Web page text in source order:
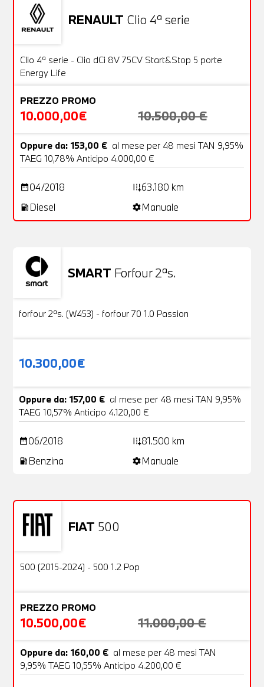
RENAULT Clio 4ª serie
OFFERTA
Usato
Clio 4ª serie - Clio dCi 8V 75CV Start&Stop 5 porte
Energy Life
PREZZO PROMO
10.000,00€ 10.500,00 €
Oppure da: 153,00 € al mese per 48 mesi TAN 9,95%
TAEG 10,78% Anticipo 4.000,00 €
date_range04/2018 add_road63.180 km
local_gas_station Diesel settingsManuale
SMART Forfour 2ªs.
Usato
forfour 2ªs. (W453) - forfour 70 1.0 Passion
10.300,00€
Oppure da: 157,00 € al mese per 48 mesi TAN 9,95%
TAEG 10,57% Anticipo 4.120,00 €
date_range06/2018 add_road81.500 km
local_gas_station Benzina settingsManuale
FIAT 500
OFFERTA
Usato
500 (2015-2024) - 500 1.2 Pop
PREZZO PROMO
10.500,00€ 11.000,00 €
Oppure da: 160,00 € al mese per 48 mesi TAN
9,95% TAEG 10,55% Anticipo 4.200,00 €